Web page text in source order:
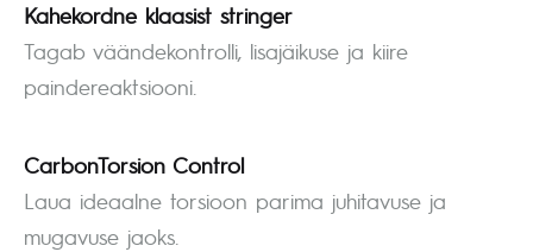
Kahekordne klaasist stringer
Tagab väändekontrolli, lisajäikuse ja kiire
paindereaktsiooni.
CarbonTorsion Control
Laua ideaalne torsioon parima juhitavuse ja
mugavuse jaoks.